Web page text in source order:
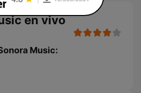
en vivo
Music: